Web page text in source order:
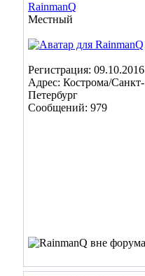
RainmanQ
Местный
Регистрация: 09.10.2016
Адрес: Кострома/Санкт-
Петербург
Сообщений: 979